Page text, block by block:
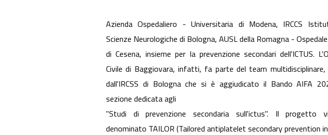
Azienda Ospedaliero - Universitaria di Modena, IRCCS
Scienze Neurologiche di Bologna, AUSL della Romagna -
di Cesena, insieme per la prevenzione secondari dell'ICTUS.
Civile di Baggiovara, infatti, fa parte del team
dall'IRCSS di Bologna che si è aggiudicato il Bando AIFA
sezione dedicata agli
"Studi di prevenzione secondaria sull'ictus". Il progetto
denominato TAILOR (Tailored antiplatelet secondary prevention in